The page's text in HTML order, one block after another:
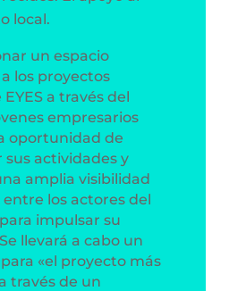
local.
un espacio
los proyectos
EYES a través del
empresarios
oportunidad de
sus actividades y
amplia visibilidad
los actores del
impulsar su
llevará a cabo un
«el proyecto más
través de un